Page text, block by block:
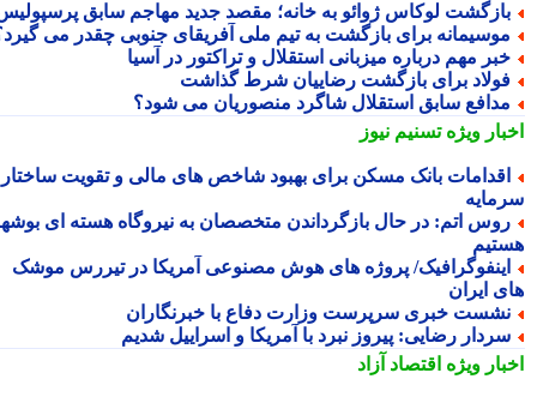
لوکاس ژوائو به خانه؛ مقصد جدید مهاجم سابق پرسپولیس
برای بازگشت به تیم ملی آفریقای جنوبی چقدر می گیرد؟
مهم درباره میزبانی استقلال و تراکتور در آسیا
برای بازگشت رضاییان شرط گذاشت
سابق استقلال شاگرد منصوریان می شود؟
ویژهتسنیم نیوز
بانک مسکن برای بهبود شاخص های مالی و تقویت ساختار
اتم: در حال بازگرداندن متخصصان به نیروگاه هسته ای بوشهر
پروژه های هوش مصنوعی آمریکا در تیررس موشک
ایران
خبری سرپرست وزارت دفاع با خبرنگاران
رضایی: پیروز نبرد با آمریکا و اسراییل شدیم
ویژهاقتصاد آزاد